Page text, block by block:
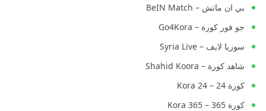
بي ان ماتش – BeIN Match
جو فور كورة – Go4Kora
سوريا لايف – Syria Live
شاهد كورة – Shahid Koora
كورة 24 – Kora 24
كورة 365 – Kora 365